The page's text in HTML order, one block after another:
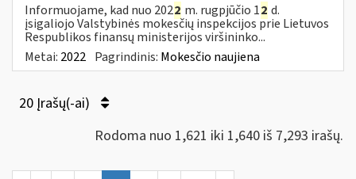
Informuojame, kad nuo 2022 m. rugpjūčio 12 d.
įsigaliojo Valstybinės mokesčių inspekcijos prie Lietuvos
Respublikos finansų ministerijos viršininko...
Metai: 2022 Pagrindinis: Mokesčio naujiena
20 Įrašų(-ai)
Rodoma nuo 1,621 iki 1,640 iš 7,293 irašų.